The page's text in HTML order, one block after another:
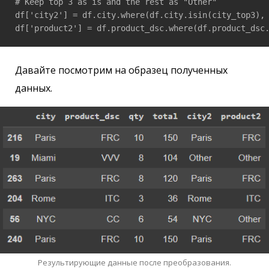
df['city2'] = df.city.where(df.city.isin(city_top3),
df['product2'] =
Давайте посмотрим на образец полученных
данных.
Результирующие данные после преобразования.